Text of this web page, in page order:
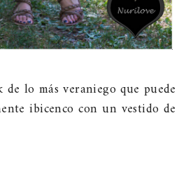
lo más veraniego que puede
ibicenco con un vestido de